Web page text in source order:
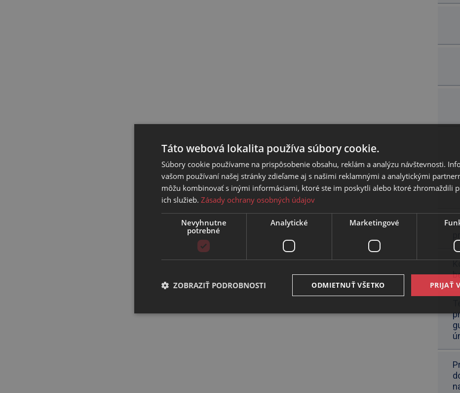
Táto webová lokalita používa súbory cookie.
Súbory cookie používame na prispôsobenie obsahu, reklám a analýzu návštevnosti.
vašom používaní našej stránky zdieľame aj s našimi reklamnými a analytickými
môžu kombinovať s inými informáciami, ktoré ste im poskytli alebo ktoré zhromaždili
ich služieb. Zásady ochrany osobných údajov
Nevyhnutne
potrebné
Analytické Marketingové
PRIJAŤ
ODMIETNUŤ VŠETKO
ZOBRAZIŤ PODROBNOSTI